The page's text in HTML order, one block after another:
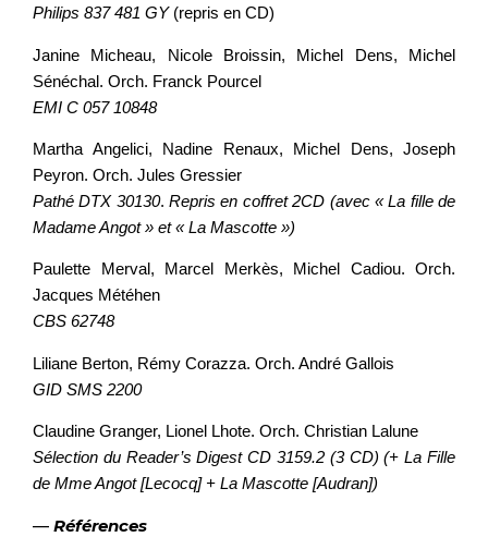
Philips 837 481 GY(repris en CD)
Janine Micheau, Nicole Broissin, Michel Dens, Michel
Sénéchal. Orch. Franck Pourcel
EMI C 057 10848
Martha Angelici, Nadine Renaux, Michel Dens, Joseph
Peyron. Orch. Jules Gressier
Pathé DTX 30130.Repris en coffret 2CD (avec « La fille de
Madame Angot » et « La Mascotte »)
Paulette Merval, Marcel Merkès, Michel Cadiou. Orch.
Jacques Météhen
CBS 62748
Liliane Berton, Rémy Corazza. Orch. André Gallois
GID SMS 2200
Claudine Granger, Lionel Lhote. Orch. Christian Lalune
Sélection du Reader’s Digest CD 3159.2 (3 CD) (+ La Fille
de Mme Angot [Lecocq] + La Mascotte [Audran])
— Références